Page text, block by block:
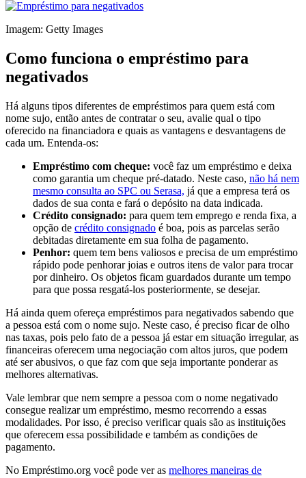
Imagem: Getty Images
Como funciona o empréstimo para
negativados
Há alguns tipos diferentes de empréstimos para quem está com
nome sujo, então antes de contratar o seu, avalie qual o tipo
oferecido na financiadora e quais as vantagens e desvantagens de
cada um. Entenda-os:
Empréstimo com cheque: você faz um empréstimo e deixa
como garantia um cheque pré-datado. Neste caso, não há nem
mesmo consulta ao SPC ou Serasa, já que a empresa terá os
dados de sua conta e fará o depósito na data indicada.
Crédito consignado: para quem tem emprego e renda fixa, a
opção de crédito consignado é boa, pois as parcelas serão
debitadas diretamente em sua folha de pagamento.
Penhor: quem tem bens valiosos e precisa de um empréstimo
rápido pode penhorar joias e outros itens de valor para trocar
por dinheiro. Os objetos ficam guardados durante um tempo
para que possa resgatá-los posteriormente, se desejar.
Há ainda quem ofereça empréstimos para negativados sabendo que
a pessoa está com o nome sujo. Neste caso, é preciso ficar de olho
nas taxas, pois pelo fato de a pessoa já estar em situação irregular, as
financeiras oferecem uma negociação com altos juros, que podem
até ser abusivos, o que faz com que seja importante ponderar as
melhores alternativas.
Vale lembrar que nem sempre a pessoa com o nome negativado
consegue realizar um empréstimo, mesmo recorrendo a essas
modalidades. Por isso, é preciso verificar quais são as instituições
que oferecem essa possibilidade e também as condições de
pagamento.
No Empréstimo.org você pode ver as melhores maneiras de